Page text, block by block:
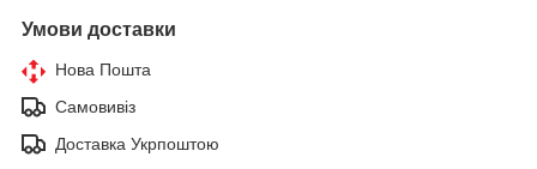
Умови доставки
Нова Пошта
Самовивіз
Доставка Укрпоштою